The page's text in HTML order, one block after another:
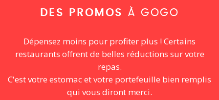
DES PROMOS À GOGO
Dépensez moins pour profiter plus ! Certains
restaurants offrent de belles réductions sur votre
repas.
C'est votre estomac et votre portefeuille bien remplis
qui vous diront merci.